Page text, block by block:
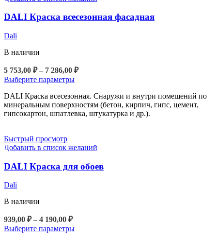
товара.
DALI Краска всесезонная фасадная
Dali
В наличии
5 753,00 ₽ – 7 286,00 ₽Диапазон
753,00 ₽
–
7
Выберите параметрыЭтот
имеет
несколько
вариаций.
на
товара.
DALI Краска всесезонная. Снаружи и внутри помещений по
минеральным поверхностям (бетон, кирпич, гипс, цемент,
гипсокартон, шпатлевка, штукатурка и др.).
Быстрый просмотр
Добавить в список желаний
DALI Краска для обоев
Dali
В наличии
939,00 ₽ – 4 190,00 ₽Диапазон
цен:
Выберите параметрыЭтот